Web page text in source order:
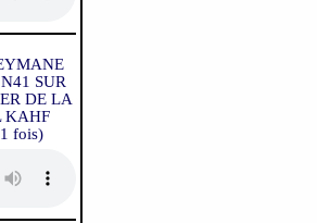
SUR
DE LA
KAHF
fois)